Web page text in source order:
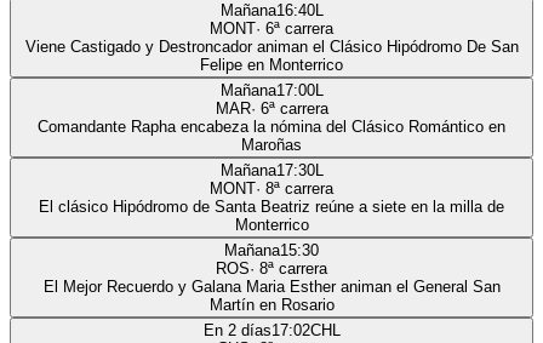
Mañana16:40L
MONT· 6ª carrera
Viene Castigado y Destroncador animan el Clásico Hipódromo De San
Felipe en Monterrico
Mañana17:00L
MAR· 6ª carrera
Comandante Rapha encabeza la nómina del Clásico Romántico en
Maroñas
Mañana17:30L
MONT· 8ª carrera
El clásico Hipódromo de Santa Beatriz reúne a siete en la milla de
Monterrico
Mañana15:30
ROS· 8ª carrera
El Mejor Recuerdo y Galana Maria Esther animan el General San
Martín en Rosario
En 2 días17:02CHL